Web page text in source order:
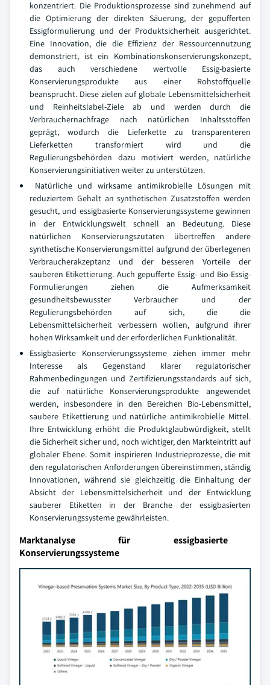
konzentriert. Die Produktionsprozesse sind zunehmend auf
die Optimierung der direkten Säuerung, der gepufferten
Essigformulierung und der Produktsicherheit ausgerichtet.
Eine Innovation, die die Effizienz der Ressourcennutzung
demonstriert, ist ein Kombinationskonservierungskonzept,
das auch verschiedene wertvolle Essig-basierte
Konservierungsprodukte aus einer Rohstoffquelle
beansprucht. Diese zielen auf globale Lebensmittelsicherheit
und Reinheitslabel-Ziele ab und werden durch die
Verbrauchernachfrage nach natürlichen Inhaltsstoffen
geprägt, wodurch die Lieferkette zu transparenteren
Lieferketten transformiert wird und die
Regulierungsbehörden dazu motiviert werden, natürliche
Konservierungsinitiativen weiter zu unterstützen.
Natürliche und wirksame antimikrobielle Lösungen mit
reduziertem Gehalt an synthetischen Zusatzstoffen werden
gesucht, und essigbasierte Konservierungssysteme gewinnen
in der Entwicklungswelt schnell an Bedeutung. Diese
natürlichen Konservierungszutaten übertreffen andere
synthetische Konservierungsmittel aufgrund der überlegenen
Verbraucherakzeptanz und der besseren Vorteile der
sauberen Etikettierung. Auch gepufferte Essig- und Bio-Essig-
Formulierungen ziehen die Aufmerksamkeit
gesundheitsbewusster Verbraucher und der
Regulierungsbehörden auf sich, die die
Lebensmittelsicherheit verbessern wollen, aufgrund ihrer
hohen Wirksamkeit und der erforderlichen Funktionalität.
Essigbasierte Konservierungssysteme ziehen immer mehr
Interesse als Gegenstand klarer regulatorischer
Rahmenbedingungen und Zertifizierungsstandards auf sich,
die auf natürliche Konservierungsprodukte angewendet
werden, insbesondere in den Bereichen Bio-Lebensmittel,
saubere Etikettierung und natürliche antimikrobielle Mittel.
Ihre Entwicklung erhöht die Produktglaubwürdigkeit, stellt
die Sicherheit sicher und, noch wichtiger, den Markteintritt auf
globaler Ebene. Somit inspirieren Industrieprozesse, die mit
den regulatorischen Anforderungen übereinstimmen, ständig
Innovationen, während sie gleichzeitig die Einhaltung der
Absicht der Lebensmittelsicherheit und der Entwicklung
sauberer Etiketten in der Branche der essigbasierten
Konservierungssysteme gewährleisten.
Marktanalyse für essigbasierte
Konservierungssysteme